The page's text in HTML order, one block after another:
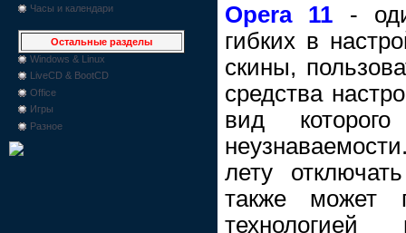
Часы и календари
Остальные разделы
Windows & Linux
LiveCD & BootCD
Office
Игры
Разное
Opera 11 -
гибких в
скины,
средства
вид
лету
также может
технологией